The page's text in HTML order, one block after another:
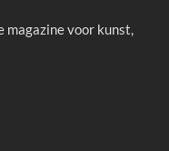
magazine voor kunst,